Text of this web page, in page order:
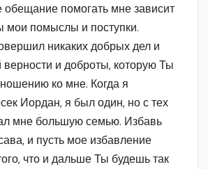
обещание помогать мне зависит
мои помыслы и поступки.
никаких добрых дел и
верности и доброты, которую Ты
ко мне. Когда я
Иордан, я был один, но с тех
мне большую семью. Избавь
и пусть мое избавление
что и дальше Ты будешь так